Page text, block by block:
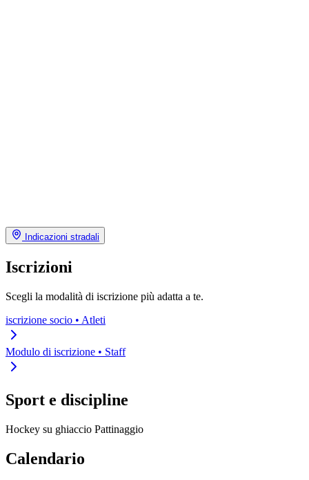
Indicazioni stradali
Iscrizioni
Scegli la modalità di iscrizione più adatta a te.
iscrizione socio • Atleti
Modulo di iscrizione • Staff
Sport e discipline
Hockey su ghiaccio Pattinaggio
Calendario